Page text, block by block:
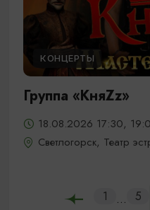
КОНЦЕРТЫ
Группа «КняZz»
18.08.2026 17:30,
Светлогорск, Театр
1 ... 5